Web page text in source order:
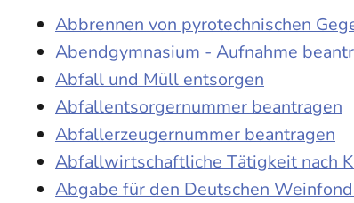
Abbrennen von pyrotechnischen
Abendgymnasium - Aufnahme
Abfall und Müll entsorgen
Abfallentsorgernummer beantragen
Abfallerzeugernummer beantragen
Abfallwirtschaftliche Tätigkeit nach
Abgabe für den Deutschen